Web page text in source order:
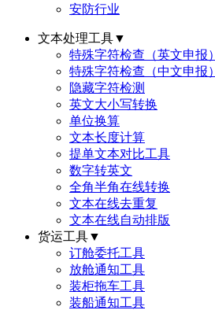
安防行业
文本处理工具▼
特殊字符检查（英文申报）
特殊字符检查（中文申报）
隐藏字符检测
英文大小写转换
单位换算
文本长度计算
提单文本对比工具
数字转英文
全角半角在线转换
文本在线去重复
文本在线自动排版
货运工具▼
订舱委托工具
放舱通知工具
装柜拖车工具
装船通知工具